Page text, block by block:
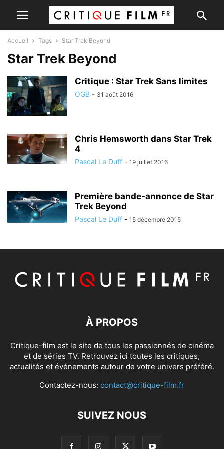
Accueil Tags Star Trek Beyond
Star Trek Beyond
Critique : Star Trek Sans limites
OGB - 31 août 2016
Chris Hemsworth dans Star Trek
4
Pascal Le Duff - 19 juillet 2016
Première bande-annonce de Star
Trek Beyond
Pascal Le Duff - 15 décembre 2015
À PROPOS
Critique-film est le site de tous les passionnés de cinéma
et de séries TV. Retrouvez ici toutes les critiques,
actualités et événements autour de votre univers préféré.
Contactez-nous: contact@critique-film.fr
SUIVEZ NOUS